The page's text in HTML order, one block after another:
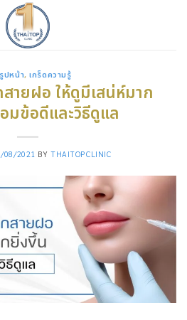
ปหน้า,เกร็ดความรู้
ายฝอ ให้ดูมีเสน่ห์มาก
มข้อดีและวิธีดูแล
08/2021 BYTHAITOPCLINIC